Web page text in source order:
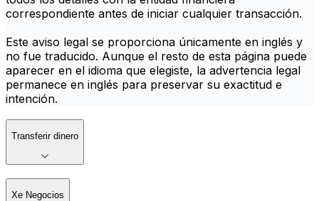
correspondiente antes de iniciar cualquier transacción.
Este aviso legal se proporciona únicamente en inglés y
no fue traducido. Aunque el resto de esta página puede
aparecer en el idioma que elegiste, la advertencia legal
permanece en inglés para preservar su exactitud e
intención.
Transferir dinero
Xe Negocios